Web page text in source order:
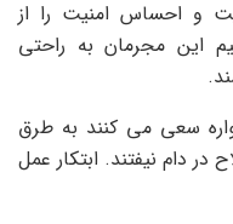
و احساس امنیت را از
این مجرمان به راحتی
سعی می کنند به طرق
دام نیفتند. ابتکار عمل